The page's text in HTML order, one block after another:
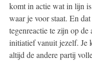
komt in actie wat in lijn
waar je voor staat. En
tegenreactie te zijn op de
initiatief vanuit jezelf. Je
altijd de andere partij